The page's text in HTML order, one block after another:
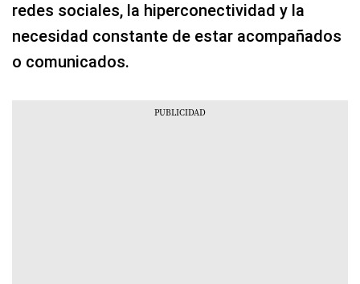
redes sociales, la hiperconectividad y la
necesidad constante de estar acompañados
o comunicados.